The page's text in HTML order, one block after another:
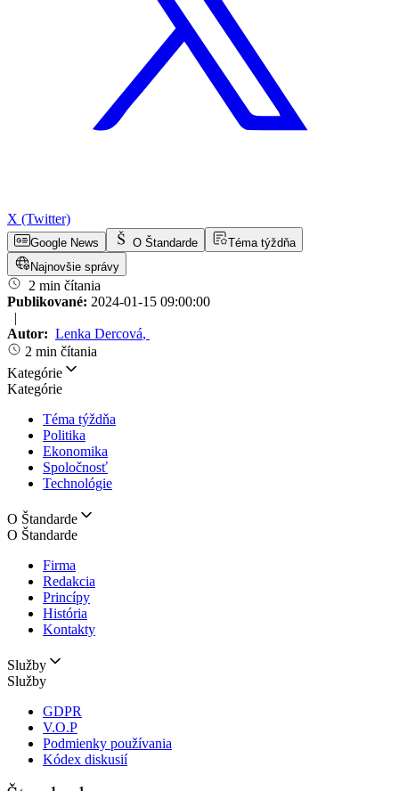
X (Twitter)
Google News O Štandarde
Téma týždňa
Najnovšie správy
2 min čítania
Publikované: 2024-01-15 09:00:00
|
Autor: Lenka Dercová,
2 min čítania
Kategórie
Kategórie
Téma týždňa
Politika
Ekonomika
Spoločnosť
Technológie
O Štandarde
O Štandarde
Firma
Redakcia
Princípy
História
Kontakty
Služby
Služby
GDPR
V.O.P
Podmienky používania
Kódex diskusií